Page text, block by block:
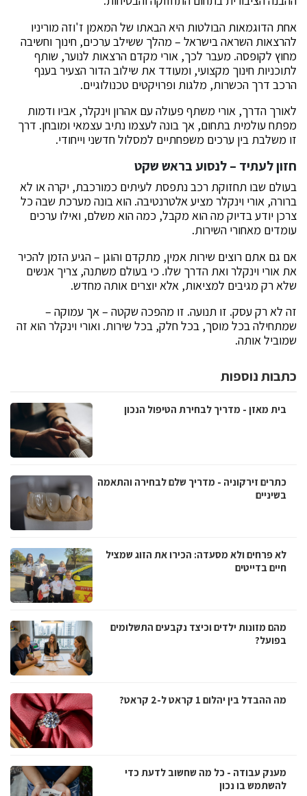
אחת הדוגמאות הבולטות היא הבאתו של המאמן ז'וזה מוריניו
להרצאות השראה בישראל – מהלך ששילב ערכים, חינוך וחשיבה
מחוץ לקופסה. מעבר לכך, אורי מקדם הרצאות לנוער, שותף
לתוכניות חינוך מקצועי, ומעודד את שילוב הדור הצעיר בענף
הרכב דרך הכשרות, מלגות ופרויקטים טכנולוגיים.
לאורך הדרך, אורי משתף פעולה עם אהרון וינקלר, אביו ודמות
מפתח עולמית בתחום, אך בונה לעצמו נתיב עצמאי ומובחן. דרך
זו משלבת בין ערכים משפחתיים למסלול חדשני וייחודי.
חזון לעתיד – לנסוע בראש שקט
בעולם שבו תחזוקת רכב נתפסת לעיתים כמורכבת, יקרה או לא
ברורה, אורי וינקלר מציע אלטרנטיבה. הוא בונה מערכת שבה כל
צרכן יודע בדיוק מה הוא מקבל, כמה הוא משלם, ואילו ערכים
עומדים מאחורי השירות.
אם גם אתם רוצים שירות אמין, מתקדם והוגן – הגיע הזמן להכיר
את אורי וינקלר ואת הדרך שלו. כי בעולם משתנה, צריך אנשים
שלא רק מגיבים למציאות, אלא יוצרים אותה מחדש.
זה לא רק עסק. זו תנועה. זו מהפכה שקטה – אך עמוקה –
שמתחילה בכל מוסך, בכל חלק, בכל שירות. ואורי וינקלר הוא זה
שמוביל אותה.
כתבות נוספות
בית מאזן - מדריך לבחירת הטיפול הנכון
כתרים זירקוניה - מדריך שלם לבחירה והתאמה
בשיניים
לא פרחים ולא מסעדה: הכירו את הזוג שמציל
חיים בדייטים
מהם מזונות ילדים וכיצד נקבעים התשלומים
בפועל?
מה ההבדל בין יהלום 1 קראט ל-2 קראט?
מענק עבודה - כל מה שחשוב לדעת כדי
להשתמש בו נכון